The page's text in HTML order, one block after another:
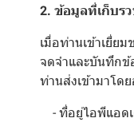
2. ข้อมูลที่เก็บร
เมื่อท่านเข้าเยี่ยม
จดจำและบันทึกข้
ท่านส่งเข้ามาโด
- ที่อยู่ไอพีแอดเ